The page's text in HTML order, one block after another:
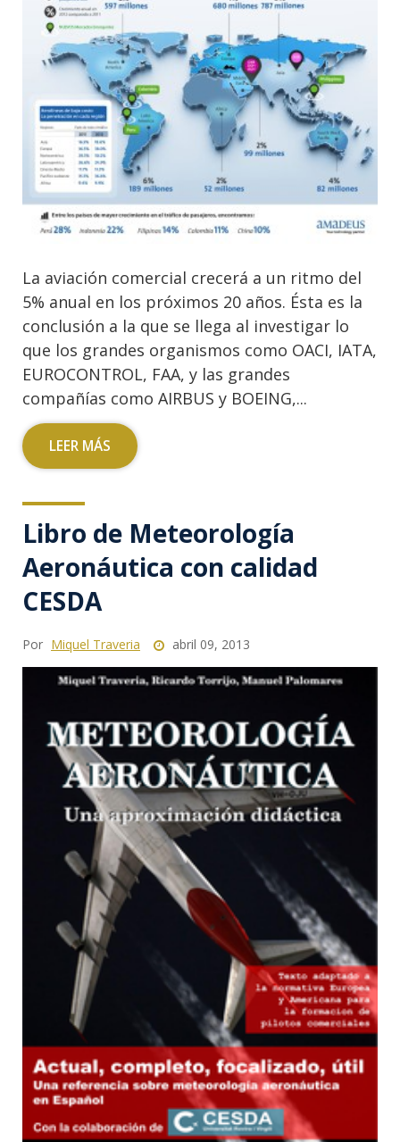
La aviación comercial crecerá a un ritmo del
5% anual en los próximos 20 años. Ésta es la
conclusión a la que se llega al investigar lo
que los grandes organismos como OACI, IATA,
EUROCONTROL, FAA, y las grandes
compañías como AIRBUS y BOEING,...
LEER MÁS
Libro de Meteorología
Aeronáutica con calidad
CESDA
Por Miquel Traveria abril 09, 2013